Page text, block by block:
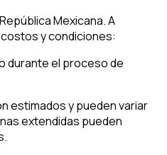
Mexicana. A
y condiciones:
durante el proceso de
estimados y pueden variar
extendidas pueden